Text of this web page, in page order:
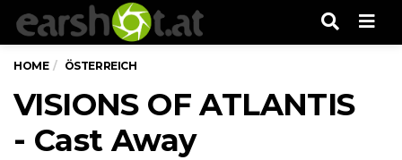
HOME ÖSTERREICH
VISIONS OF ATLANTIS
- Cast Away